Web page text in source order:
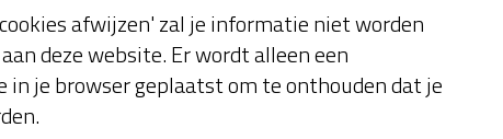
afwijzen' zal je informatie niet worden
deze website. Er wordt alleen een
in je browser geplaatst om te onthouden dat je